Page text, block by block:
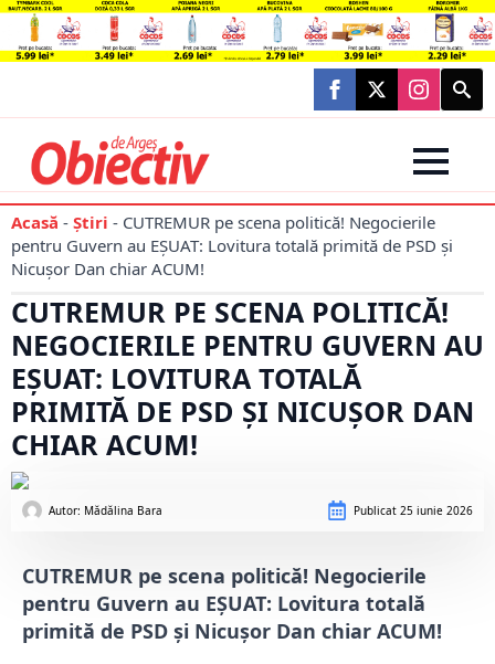
Search
for:
Acasă - Știri - CUTREMUR pe scena politică! Negocierile
pentru Guvern au EȘUAT: Lovitura totală primită de PSD și
Nicușor Dan chiar ACUM!
CUTREMUR PE SCENA POLITICĂ!
NEGOCIERILE PENTRU GUVERN AU
EȘUAT: LOVITURA TOTALĂ
PRIMITĂ DE PSD ȘI NICUȘOR DAN
CHIAR ACUM!
Autor: Mădălina Bara Publicat 25 iunie 2026
CUTREMUR pe scena politică! Negocierile
pentru Guvern au EȘUAT: Lovitura totală
primită de PSD și Nicușor Dan chiar ACUM!